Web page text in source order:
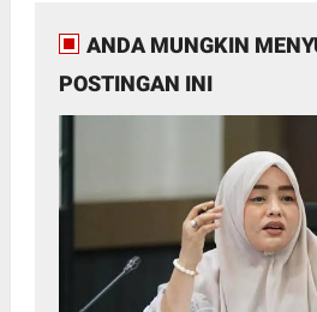
ANDA MUNGKIN
POSTINGAN INI